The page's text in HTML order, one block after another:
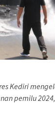
Kediri
pemilu